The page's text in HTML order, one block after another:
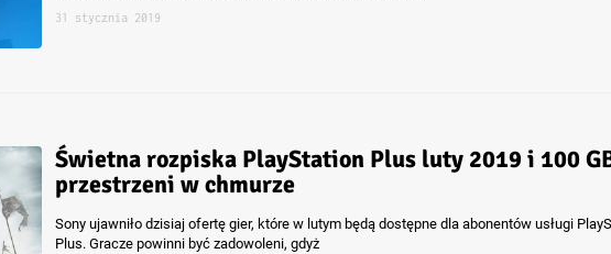
31 stycznia 2019
Świetna rozpiska PlayStation Plus luty 2019 i 100
przestrzeni w chmurze
Sony ujawniło dzisiaj ofertę gier, które w lutym będą dostępne dla abonentów usługi
Plus. Gracze powinni być zadowoleni, gdyż